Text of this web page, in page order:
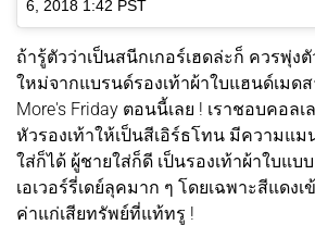
6, 2018 1:42 PST
ถ้ารู้ตัวว่าเป็นสนีกเกอร์เฮดล่ะก็ ควรพุ่ง
ใหม่จากแบรนด์รองเท้าผ้าใบแฮนด์เมด
More's Friday ตอนนี้เลย ! เราชอบคอล
หัวรองเท้าให้เป็นสีเอิร์ธโทน มีความแ
ใส่ก็ได้ ผู้ชายใส่ก็ดี เป็นรองเท้าผ้าใบแบ
เอเวอร์รี่เดย์ลุคมาก ๆ โดยเฉพาะสีแดง
ค่าแก่เสียทรัพย์ที่แท้ทรู !